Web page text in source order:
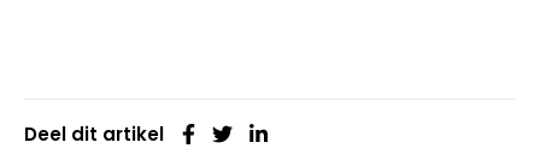
Deel dit artikel